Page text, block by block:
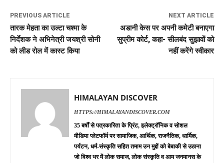
PREVIOUS ARTICLE
तारक मेहता का उल्टा चश्मा के
निर्देशक ने अभिनेत्री जयश्री सोनी
को लीड रोल में कास्ट किया
NEXT ARTICLE
अडानी केस पर अपनी कमेटी बनाएगा
सुप्रीम कोर्ट, कहा- सीलबंद सुझावों को
नहीं करेंगे स्वीकार
HIMALAYAN DISCOVER
HTTPS://HIMALAYANDISCOVER.COM
35 बर्षों से पत्रकारिता के प्रिंट, इलेक्ट्रॉनिक व सोशल
मीडिया प्लेटफॉर्म पर सामाजिक, आर्थिक, राजनैतिक, धार्मिक,
पर्यटन, धर्म-संस्कृति सहित तमाम उन मुद्दों को बेबाकी से उठाना
जो विश्व भर में लोक समाज, लोक संस्कृति व आम जनमानस के